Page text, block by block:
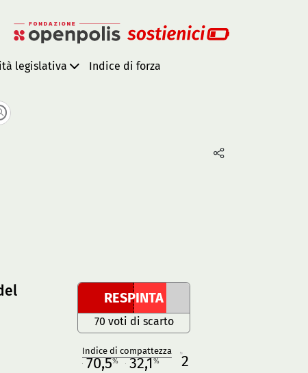
legislativa Indice di forza
RESPINTA
70 voti di scarto
Indice di compattezza
70,5% 32,1% 2